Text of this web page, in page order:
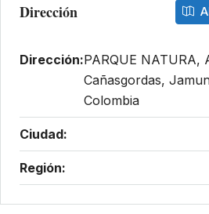
Dirección
Dirección:PARQUE NATURA,
Cañasgordas,
Colombia
Ciudad:
Región: